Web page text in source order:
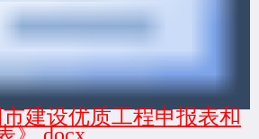
市建设优质工程申报表和